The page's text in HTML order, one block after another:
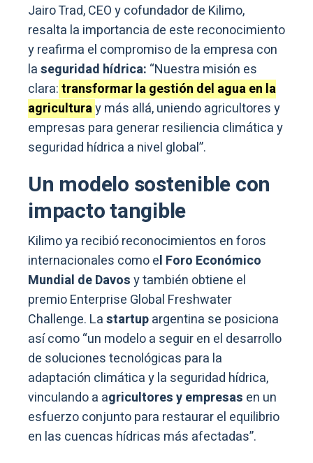
Jairo Trad, CEO y cofundador de Kilimo,
resalta la importancia de este reconocimiento
y reafirma el compromiso de la empresa con
laseguridad hídrica: “Nuestra misión es
clara:transformar la gestión del agua en la
agriculturay más allá, uniendo agricultores y
empresas para generar resiliencia climática y
seguridad hídrica a nivel global”.
Un modelo sostenible con
impacto tangible
Kilimo ya recibió reconocimientos en foros
internacionales como el Foro Económico
Mundial de Davosy también obtiene el
premio Enterprise Global Freshwater
Challenge. Lastartupargentina se posiciona
así como “un modelo a seguir en el desarrollo
de soluciones tecnológicas para la
adaptación climática y la seguridad hídrica,
vinculando a agricultores y empresas en un
esfuerzo conjunto para restaurar el equilibrio
en las cuencas hídricas más afectadas”.